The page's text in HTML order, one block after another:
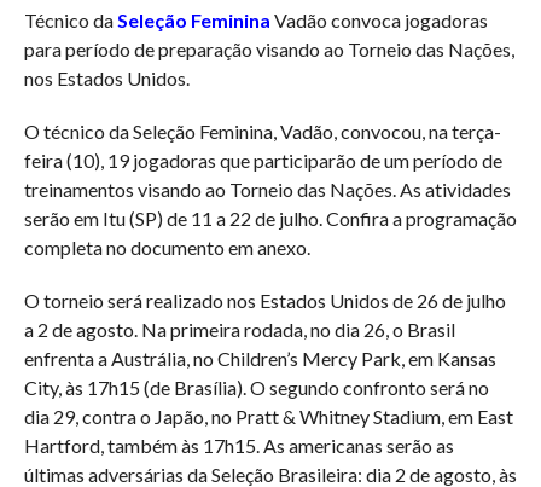
Técnico da Seleção Feminina Vadão convoca jogadoras
para período de preparação visando ao Torneio das Nações,
nos Estados Unidos.
O técnico da Seleção Feminina, Vadão, convocou, na terça-
feira (10), 19 jogadoras que participarão de um período de
treinamentos visando ao Torneio das Nações. As atividades
serão em Itu (SP) de 11 a 22 de julho. Confira a programação
completa no documento em anexo.
O torneio será realizado nos Estados Unidos de 26 de julho
a 2 de agosto. Na primeira rodada, no dia 26, o Brasil
enfrenta a Austrália, no Children’s Mercy Park, em Kansas
City, às 17h15 (de Brasília). O segundo confronto será no
dia 29, contra o Japão, no Pratt & Whitney Stadium, em East
Hartford, também às 17h15. As americanas serão as
últimas adversárias da Seleção Brasileira: dia 2 de agosto, às